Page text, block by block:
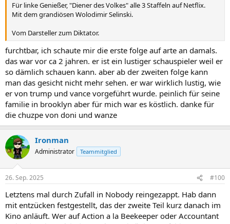
Für linke Genießer, "Diener des Volkes" alle 3 Staffeln auf Netflix.
Mit dem grandiösen Wolodimir Selinski.
Vom Darsteller zum Diktator.
furchtbar, ich schaute mir die erste folge auf arte an damals.
das war vor ca 2 jahren. er ist ein lustiger schauspieler weil er
so dämlich schauen kann. aber ab der zweiten folge kann
man das gesicht nicht mehr sehen. er war wirklich lustig, wie
er von trump und vance vorgeführt wurde. peinlich für seine
familie in brooklyn aber für mich war es köstlich. danke für
die chuzpe von doni und wanze
Ironman
Administrator Teammitglied
26. Sep. 2025 #100
Letztens mal durch Zufall in Nobody reingezappt. Hab dann
mit entzücken festgestellt, das der zweite Teil kurz danach im
Kino anläuft. Wer auf Action a la Beekeeper oder Accountant